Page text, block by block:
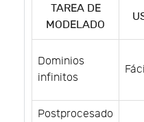
TAREA DE
MODELADO
Dominios
infinitos
Postprocesado